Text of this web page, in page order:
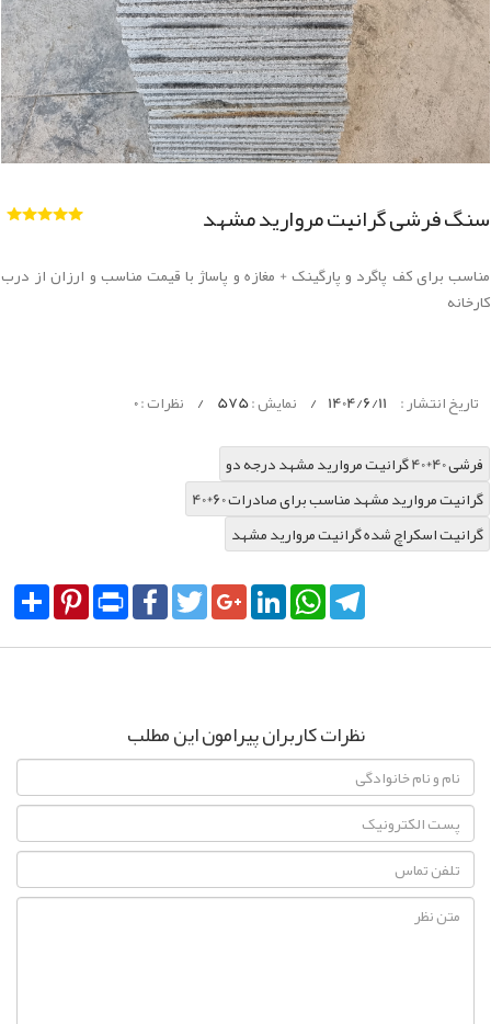
سنگ فرشی گرانیت مروارید مشهد
مناسب برای کف پاگرد و پارگینک + مغازه و پاساژ با قیمت مناسب و ارزان از درب
کارخانه
تاریخ انتشار : 1404/6/11
/ نمایش :575
/ نظرات :0
فرشی 40*40 گرانیت مروارید مشهد درجه دو
40*60 گرانیت مروارید مشهد مناسب برای صادرات
گرانیت اسکراچ شده گرانیت مروارید مشهد
Share PinterestPrint FacebookTwitterGoogle+LinkedInWhatsApp
نظرات کاربران پیرامون این مطلب